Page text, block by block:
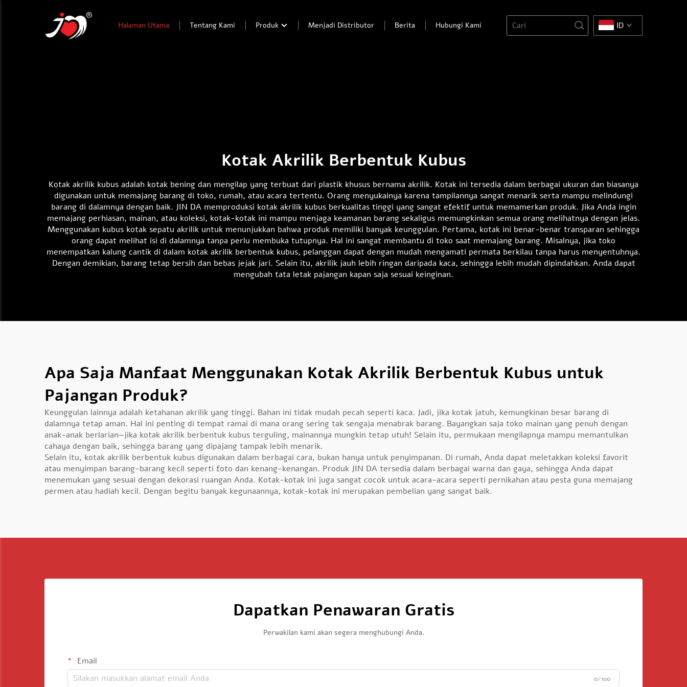
Halaman Utama Tentang Kami Produk Menjadi Distributor Berita Hubungi Kami ID
Kotak Akrilik Berbentuk Kubus
Kotak akrilik kubus adalah kotak bening dan mengilap yang terbuat dari plastik khusus bernama akrilik. Kotak ini tersedia dalam berbagai ukuran dan biasanya
digunakan untuk memajang barang di toko, rumah, atau acara tertentu. Orang menyukainya karena tampilannya sangat menarik serta mampu melindungi
barang di dalamnya dengan baik. JIN DA memproduksi kotak akrilik kubus berkualitas tinggi yang sangat efektif untuk memamerkan produk. Jika Anda ingin
memajang perhiasan, mainan, atau koleksi, kotak-kotak ini mampu menjaga keamanan barang sekaligus memungkinkan semua orang melihatnya dengan jelas.
Menggunakan kubus kotak sepatu akrilik untuk menunjukkan bahwa produk memiliki banyak keunggulan. Pertama, kotak ini benar-benar transparan sehingga
orang dapat melihat isi di dalamnya tanpa perlu membuka tutupnya. Hal ini sangat membantu di toko saat memajang barang. Misalnya, jika toko
menempatkan kalung cantik di dalam kotak akrilik berbentuk kubus, pelanggan dapat dengan mudah mengamati permata berkilau tanpa harus menyentuhnya.
Dengan demikian, barang tetap bersih dan bebas jejak jari. Selain itu, akrilik jauh lebih ringan daripada kaca, sehingga lebih mudah dipindahkan. Anda dapat
mengubah tata letak pajangan kapan saja sesuai keinginan.
Apa Saja Manfaat Menggunakan Kotak Akrilik Berbentuk Kubus untuk
Pajangan Produk?
Keunggulan lainnya adalah ketahanan akrilik yang tinggi. Bahan ini tidak mudah pecah seperti kaca. Jadi, jika kotak jatuh, kemungkinan besar barang di
dalamnya tetap aman. Hal ini penting di tempat ramai di mana orang sering tak sengaja menabrak barang. Bayangkan saja toko mainan yang penuh dengan
anak-anak berlarian—jika kotak akrilik berbentuk kubus terguling, mainannya mungkin tetap utuh! Selain itu, permukaan mengilapnya mampu memantulkan
cahaya dengan baik, sehingga barang yang dipajang tampak lebih menarik.
Selain itu, kotak akrilik berbentuk kubus digunakan dalam berbagai cara, bukan hanya untuk penyimpanan. Di rumah, Anda dapat meletakkan koleksi favorit
atau menyimpan barang-barang kecil seperti foto dan kenang-kenangan. Produk JIN DA tersedia dalam berbagai warna dan gaya, sehingga Anda dapat
menemukan yang sesuai dengan dekorasi ruangan Anda. Kotak-kotak ini juga sangat cocok untuk acara-acara seperti pernikahan atau pesta guna memajang
permen atau hadiah kecil. Dengan begitu banyak kegunaannya, kotak-kotak ini merupakan pembelian yang sangat baik.
Dapatkan Penawaran Gratis
Perwakilan kami akan segera menghubungi Anda.
Email
0/100